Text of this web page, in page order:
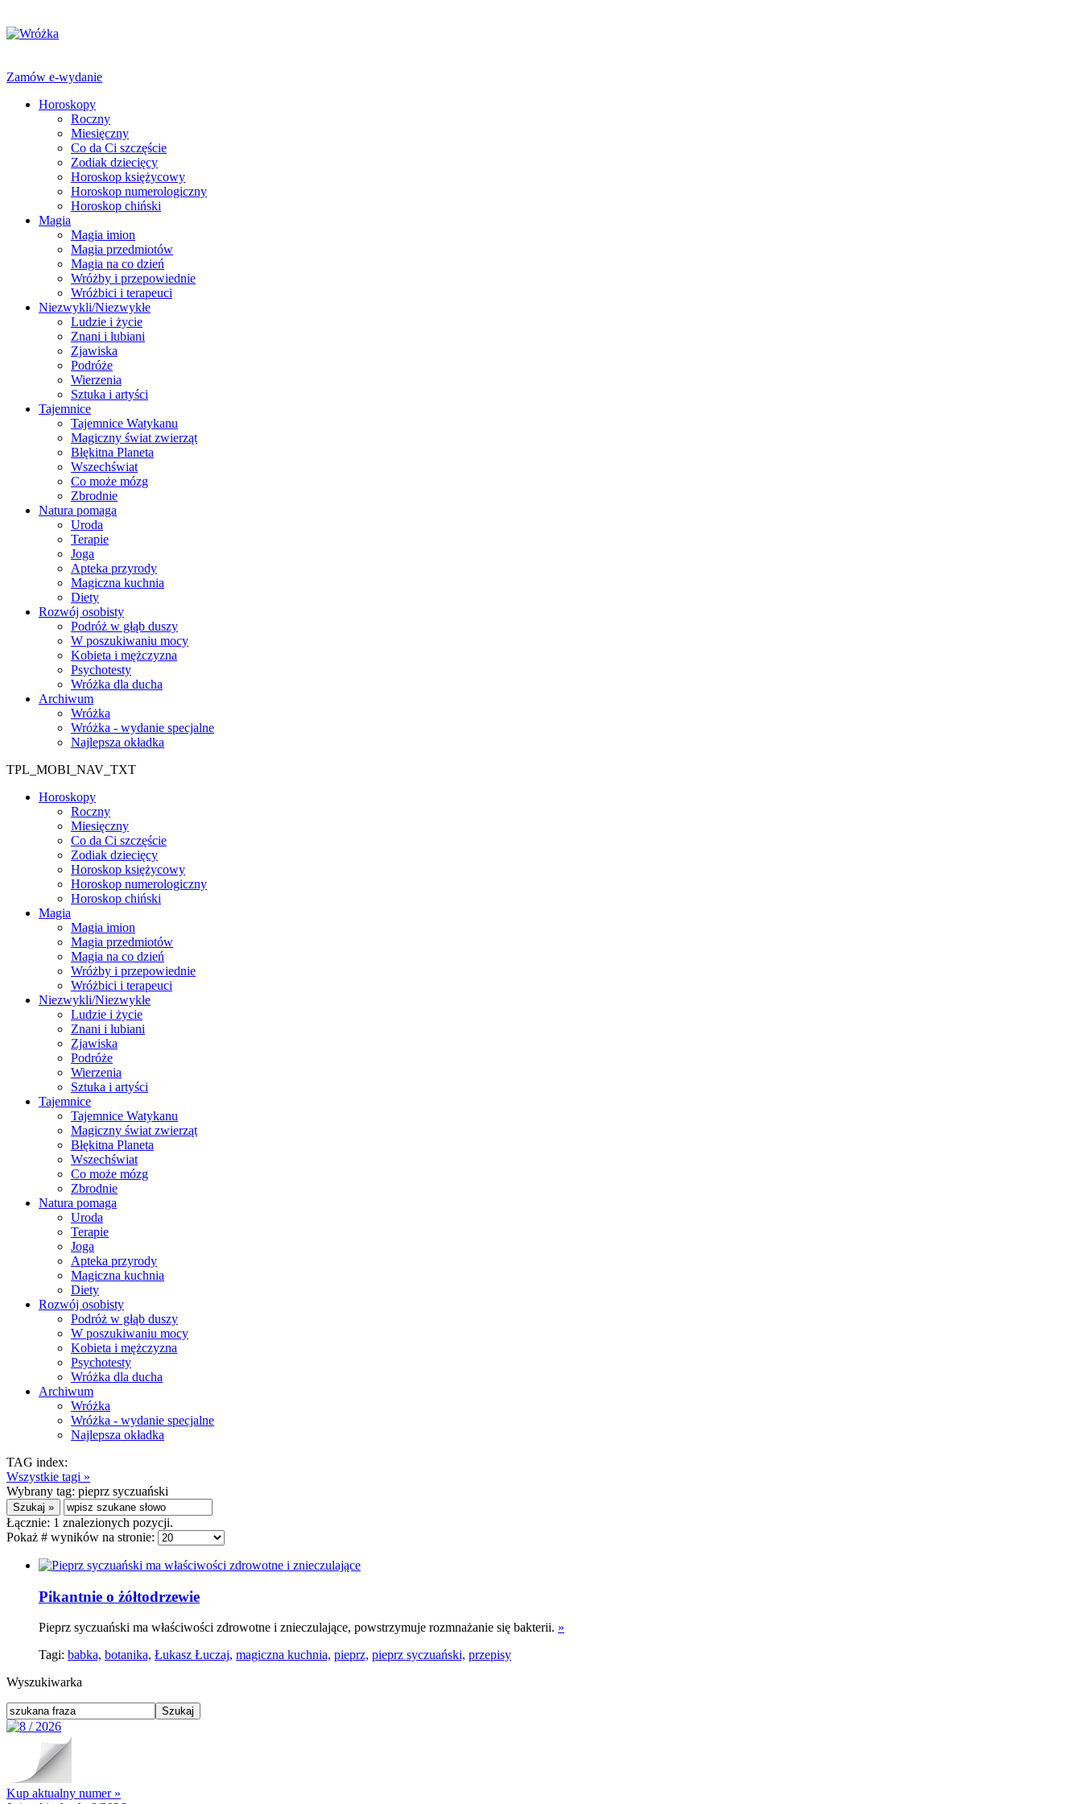
Zamów e-wydanie
Horoskopy
Roczny
Miesięczny
Co da Ci szczęście
Zodiak dziecięcy
Horoskop księżycowy
Horoskop numerologiczny
Horoskop chiński
Magia
Magia imion
Magia przedmiotów
Magia na co dzień
Wróżby i przepowiednie
Wróżbici i terapeuci
Niezwykli/Niezwykłe
Ludzie i życie
Znani i lubiani
Zjawiska
Podróże
Wierzenia
Sztuka i artyści
Tajemnice
Tajemnice Watykanu
Magiczny świat zwierząt
Błękitna Planeta
Wszechświat
Co może mózg
Zbrodnie
Natura pomaga
Uroda
Terapie
Joga
Apteka przyrody
Magiczna kuchnia
Diety
Rozwój osobisty
Podróż w głąb duszy
W poszukiwaniu mocy
Kobieta i mężczyzna
Psychotesty
Wróżka dla ducha
Archiwum
Wróżka
Wróżka - wydanie specjalne
Najlepsza okładka
TPL_MOBI_NAV_TXT
Horoskopy
Roczny
Miesięczny
Co da Ci szczęście
Zodiak dziecięcy
Horoskop księżycowy
Horoskop numerologiczny
Horoskop chiński
Magia
Magia imion
Magia przedmiotów
Magia na co dzień
Wróżby i przepowiednie
Wróżbici i terapeuci
Niezwykli/Niezwykłe
Ludzie i życie
Znani i lubiani
Zjawiska
Podróże
Wierzenia
Sztuka i artyści
Tajemnice
Tajemnice Watykanu
Magiczny świat zwierząt
Błękitna Planeta
Wszechświat
Co może mózg
Zbrodnie
Natura pomaga
Uroda
Terapie
Joga
Apteka przyrody
Magiczna kuchnia
Diety
Rozwój osobisty
Podróż w głąb duszy
W poszukiwaniu mocy
Kobieta i mężczyzna
Psychotesty
Wróżka dla ducha
Archiwum
Wróżka
Wróżka - wydanie specjalne
Najlepsza okładka
TAG index:
Wszystkie tagi »
Wybrany tag: pieprz syczuański
Łącznie: 1 znalezionych pozycji.
Pokaż # wyników na stronie:
Pikantnie o żółtodrzewie
Pieprz syczuański ma właściwości zdrowotne i znieczulające, powstrzymuje rozmnażanie się bakterii. »
Tagi: babka, botanika, Łukasz Łuczaj, magiczna kuchnia, pieprz, pieprz syczuański, przepisy
Wyszukiwarka
Kup aktualny numer »